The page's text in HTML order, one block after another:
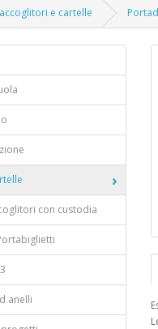
e cartelle
con custodia
anelli